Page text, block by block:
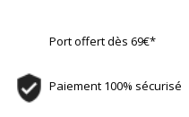
Port offert dès 69€*
Paiement 100% sécurisé